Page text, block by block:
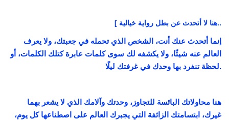
ل
ف
ه
[ هنا لا أتحدث عن بطل رواية خيالية..
إنما أتحدث عنك أنت، الشخص الذي تحمله في جعبتك، ولا يعرف
العالم عنه شيئًا، ولا يكشفه لك سوى كلمات عابرة كتلك الكلمات، أو
لحظة تنفرد بها وحدك في غرفتك ليلًا.
هنا محاولاتك البائسة للتجاوز، وحدتك وآلامك الذي لا يشعر بهما
غيرك، ابتسامتك الزائفة التي يجبرك العالم على اصطناعها كل يوم،